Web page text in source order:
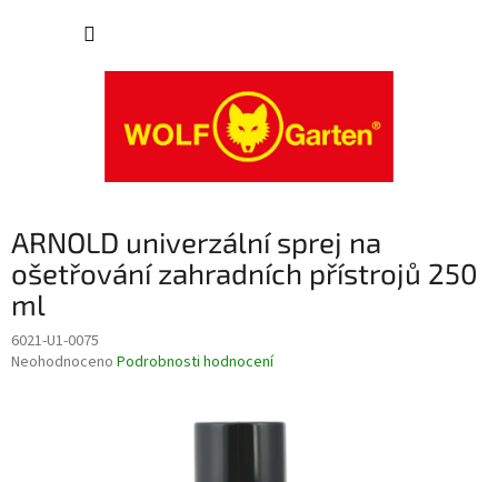
ARNOLD univerzální sprej na
ošetřování zahradních přístrojů 250
ml
6021-U1-0075
Průměrné
Neohodnoceno Podrobnosti hodnocení